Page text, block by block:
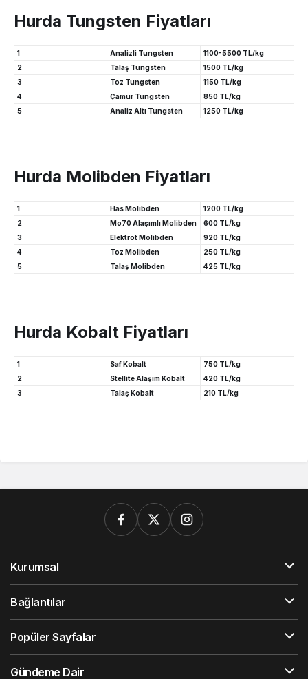
Hurda Tungsten Fiyatları
1 Analizli Tungsten
1100-5500 TL/kg
2
Talaş Tungsten
1500 TL/kg
3
Toz Tungsten
1150 TL/kg
4
Çamur Tungsten
850 TL/kg
5
Analiz Altı Tungsten 1250 TL/kg
Hurda Molibden Fiyatları
1 Has Molibden
1200 TL/kg
2
Mo70 Alaşımlı Molibden
600 TL/kg
3
Elektrot Molibden
920 TL/kg
4
Toz Molibden
250 TL/kg
5
Talaş Molibden 425 TL/kg
Hurda Kobalt Fiyatları
1 Saf Kobalt
750 TL/kg
2
Stellite Alaşım Kobalt
420 TL/kg
3
Talaş Kobalt 210 TL/kg
Kurumsal
Bağlantılar
Popüler Sayfalar
Gündeme Dair